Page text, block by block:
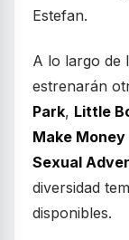
Estefan.
A lo largo de
estrenarán
Park, Little
Make
Sexual
diversidad
disponibles.